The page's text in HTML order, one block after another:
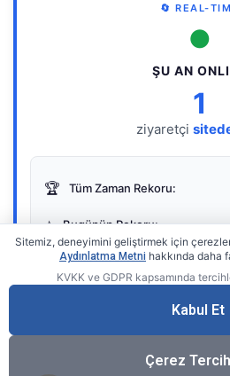
🔄 REAL-
●
ŞU AN
1
ziyaretçi
🏆 Tüm Zaman Rekoru:
⭐ Bugünün Rekoru:
Gerçek zamanlı
Sitemiz, deneyimini geliştirmek için
Aydınlatma Metni hakkında daha
KVKK ve GDPR kapsamında
Kabul Et
Çerez